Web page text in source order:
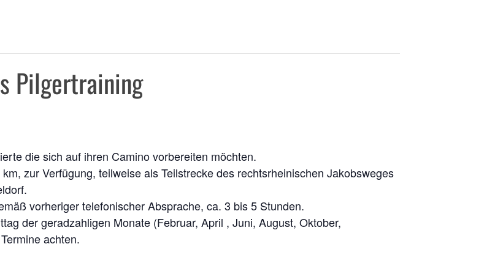
Pilgertraining
die sich auf ihren Camino vorbereiten möchten.
zur Verfügung, teilweise als Teilstrecke des rechtsrheinischen Jakobsweges
vorheriger telefonischer Absprache, ca. 3 bis 5 Stunden.
der geradzahligen Monate (Februar, April , Juni, August, Oktober,
achten.